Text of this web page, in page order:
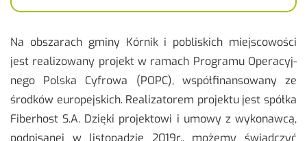
Na ob­sza­rach gminy Kór­nik i po­bli­skich miej­sco­wo­ści
jest re­ali­zo­wa­ny pro­jekt w ra­mach Pro­gra­mu Ope­ra­cyj­
ne­go Pol­ska Cy­fro­wa (POPC), współ­fi­nan­so­wa­ny ze
środ­ków eu­ro­pej­skich. Re­ali­za­to­rem pro­jek­tu jest spół­ka
Fi­ber­host S.A. Dzię­ki pro­jek­to­wi i umowy z wy­ko­naw­cą,
pod­pi­sa­nej w li­sto­pa­dzie 2019r., mo­że­my świad­czyć